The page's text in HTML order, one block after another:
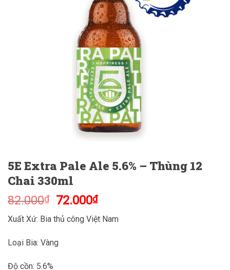
5E Extra Pale Ale 5.6% – Thùng 12
Chai 330ml
82.000₫
Giá
gốc
là:
72.000₫Giá
hiện
tại
Xuất Xứ: Bia thủ công Việt Nam
Loại Bia: Vàng
Độ cồn: 5.6%